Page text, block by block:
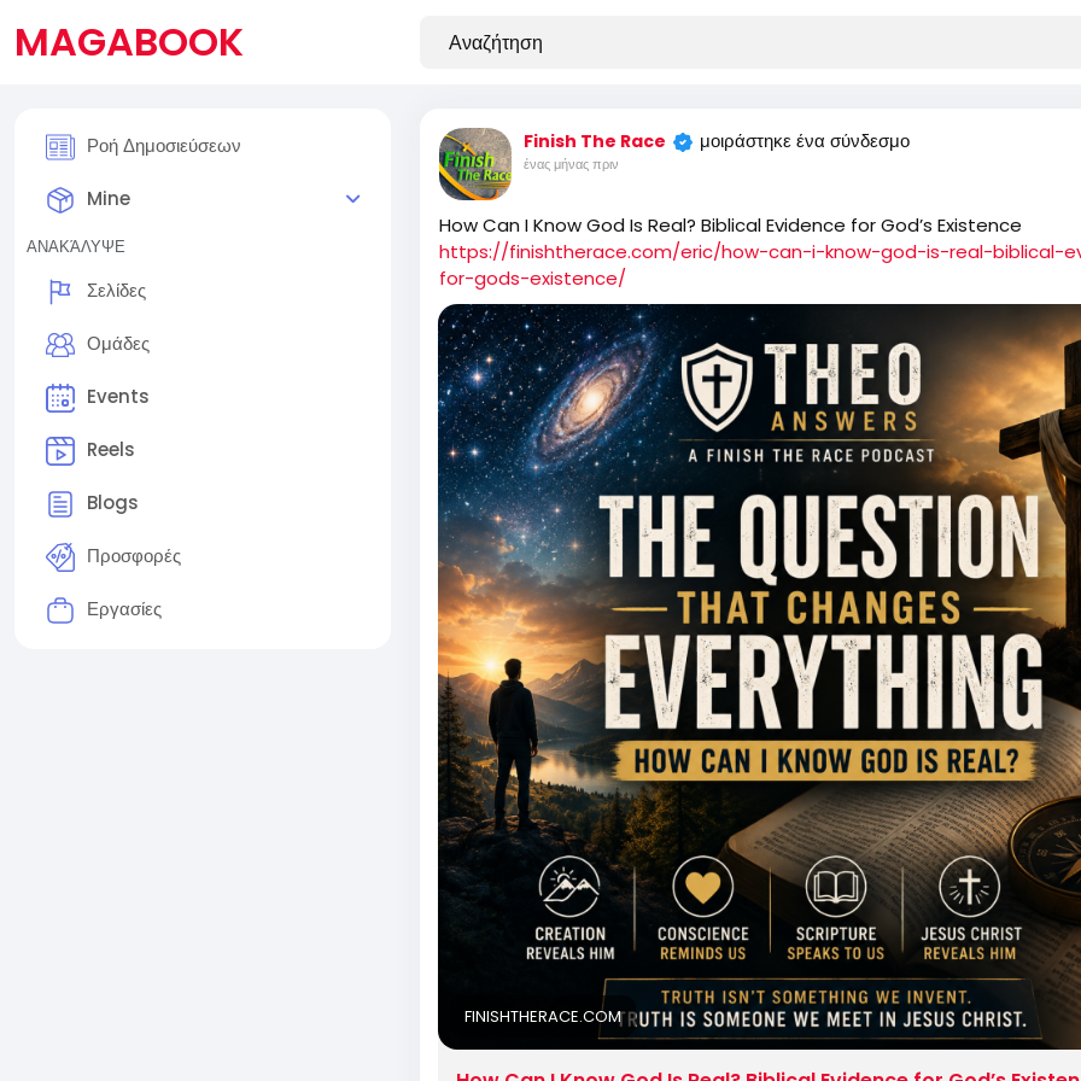
MAGABOOK
Ροή Δημοσιεύσεων
Mine
ΑΝΑΚΆΛΥΨΕ
Σελίδες
Ομάδες
Events
Reels
Blogs
Προσφορές
Εργασίες
Finish The Race μοιράστηκε ένα σύνδεσμο
ένας μήνας πριν
How Can I Know God Is Real? Biblical Evidence for God’s Existence
https://finishtherace.com/eric/how-can-i-know-god-is-real-biblical-
for-gods-existence/
FINISHTHERACE.COM